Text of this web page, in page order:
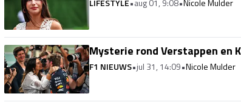
LIFESTYLE•aug 01, 9:08•Nicole Mulder
Mysterie rond Verstappen en
F1 NIEUWS•jul 31, 14:09•Nicole Mulder